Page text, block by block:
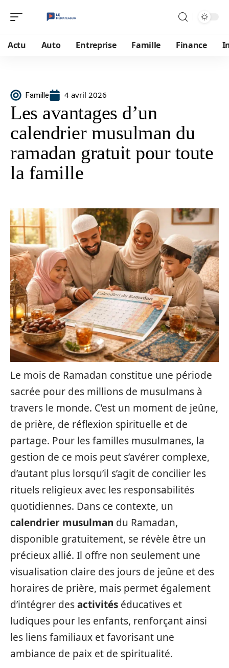
Actu Auto Entreprise Famille Finance
Famille 4 avril 2026
Les avantages d’un
calendrier musulman du
ramadan gratuit pour toute
la famille
Le mois de Ramadan constitue une période
sacrée pour des millions de musulmans à
travers le monde. C’est un moment de jeûne,
de prière, de réflexion spirituelle et de
partage. Pour les familles musulmanes, la
gestion de ce mois peut s’avérer complexe,
d’autant plus lorsqu’il s’agit de concilier les
rituels religieux avec les responsabilités
quotidiennes. Dans ce contexte, un
calendrier musulman du Ramadan,
disponible gratuitement, se révèle être un
précieux allié. Il offre non seulement une
visualisation claire des jours de jeûne et des
horaires de prière, mais permet également
d’intégrer desactivités éducatives et
ludiques pour les enfants, renforçant ainsi
les liens familiaux et favorisant une
ambiance de paix et de spiritualité.